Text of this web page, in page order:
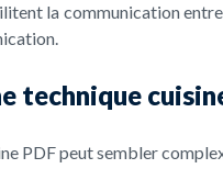
la communication
technique
PDF peut sembler